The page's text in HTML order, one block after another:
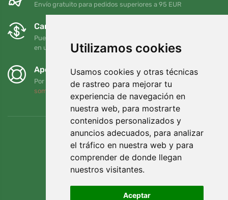
Utilizamos cookies
Usamos cookies y otras técnicas
de rastreo para mejorar tu
experiencia de navegación en
nuestra web, para mostrarte
contenidos personalizados y
anuncios adecuados, para analizar
el tráfico en nuestra web y para
comprender de donde llegan
nuestros visitantes.
Aceptar
Envío gratuito para pedidos superiores a 95 EUR
Cambios y devoluciones gratuitos
Puede devolver o cambiar su pedido en cualquier momento
en un plazo de 90 días
Apoyamos a Trees.org
Por cada pedido plantamos un árbol. Leer más
somos